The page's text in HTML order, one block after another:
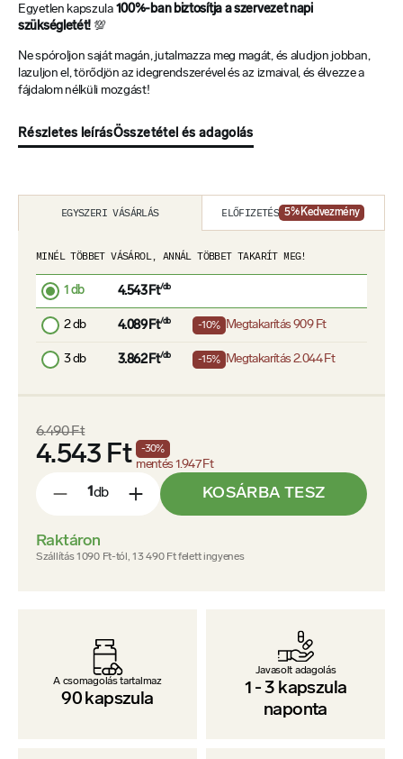
Egyetlen kapszula 100%-ban biztosítja a szervezet napi
szükségletét! 💯
Ne spóroljon saját magán, jutalmazza meg magát, és aludjon jobban,
lazuljon el, törődjön az idegrendszerével és az izmaival, és élvezze a
fájdalom nélküli mozgást!
Részletes leírásÖsszetétel és adagolás
EGYSZERI VÁSÁRLÁS ELŐFIZETÉS 5% Kedvezmény
MINÉL TÖBBET VÁSÁROL, ANNÁL TÖBBET TAKARÍT MEG!
1 db 4.543 Ft/db
2 db 4.089 Ft/db -10% Megtakarítás909 Ft
3 db 3.862 Ft/db -15% Megtakarítás2.044 Ft
4.543 Ft
6.490 Ft
-30%
mentés1.947 Ft
- db KOSÁRBA TESZ
Raktáron
Szállítás 1090 Ft-tól, 13 490 Ft felett ingyenes
A csomagolás tartalmaz
90 kapszula
Javasolt adagolás
1 -3 kapszula
naponta